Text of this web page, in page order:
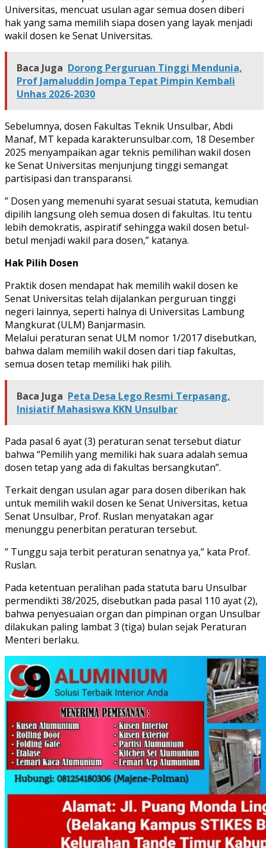
Universitas, mencuat usulan agar semua dosen diberi
hak yang sama memilih siapa dosen yang layak menjadi
wakil dosen ke Senat Universitas.
Baca Juga Dorong Perguruan Tinggi Mendunia,
Prof Jamaluddin Jompa Tepat Pimpin Kembali
Unhas 2026-2030
Sebelumnya, dosen Fakultas Teknik Unsulbar, Abdi
Manaf, MT kepada karakterunsulbar.com, 18 Desember
2025 menyampaikan agar teknis pemilihan wakil dosen
ke Senat Universitas menjunjung tinggi semangat
partisipasi dan transparansi.
” Dosen yang memenuhi syarat sesuai statuta, kemudian
dipilih langsung oleh semua dosen di fakultas. Itu tentu
lebih demokratis, aspiratif sehingga wakil dosen betul-
betul menjadi wakil para dosen,” katanya.
Hak Pilih Dosen
Praktik dosen mendapat hak memilih wakil dosen ke
Senat Universitas telah dijalankan perguruan tinggi
negeri lainnya, seperti halnya di Universitas Lambung
Mangkurat (ULM) Banjarmasin.
Melalui peraturan senat ULM nomor 1/2017 disebutkan,
bahwa dalam memilih wakil dosen dari tiap fakultas,
semua dosen tetap memiliki hak pilih.
Baca Juga Peta Desa Lego Resmi Terpasang,
Inisiatif Mahasiswa KKN Unsulbar
Pada pasal 6 ayat (3) peraturan senat tersebut diatur
bahwa “Pemilih yang memiliki hak suara adalah semua
dosen tetap yang ada di fakultas bersangkutan”.
Terkait dengan usulan agar para dosen diberikan hak
untuk memilih wakil dosen ke Senat Universitas, ketua
Senat Unsulbar, Prof. Ruslan menyatakan agar
menunggu penerbitan peraturan tersebut.
” Tunggu saja terbit peraturan senatnya ya,” kata Prof.
Ruslan.
Pada ketentuan peralihan pada statuta baru Unsulbar
permendikti 38/2025, disebutkan pada pasal 110 ayat (2),
bahwa penyesuaian organ dan pimpinan organ Unsulbar
dilakukan paling lambat 3 (tiga) bulan sejak Peraturan
Menteri berlaku.